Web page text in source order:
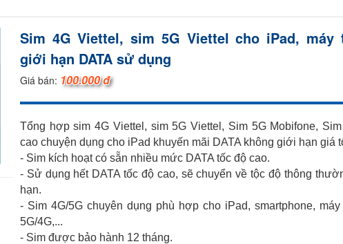
Sim 4G Viettel, sim 5G Viettel cho iPad, máy
giới hạn DATA sử dụng
Giá bán: 100.000 đ
Tổng hợp sim 4G Viettel, sim 5G Viettel, Sim 5G Mobifone,
cao chuyện dụng cho iPad khuyến mãi DATA không giới hạn giá
- Sim kích hoạt có sẵn nhiều mức DATA tốc độ cao.
- Sử dụng hết DATA tốc độ cao, sẽ chuyển về tộc độ thông
hạn.
- Sim 4G/5G chuyên dụng phù hợp cho iPad, smartphone,
5G/4G,...
- Sim được bảo hành 12 tháng.